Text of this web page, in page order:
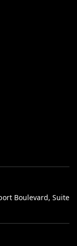
Boulevard, Suite